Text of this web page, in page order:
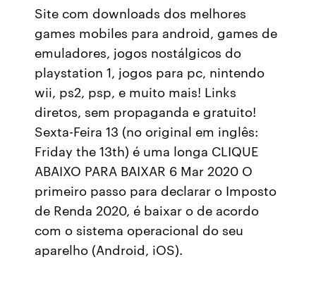
Site com downloads dos melhores
games mobiles para android, games de
emuladores, jogos nostálgicos do
playstation 1, jogos para pc, nintendo
wii, ps2, psp, e muito mais! Links
diretos, sem propaganda e gratuito!
Sexta-Feira 13 (no original em inglês:
Friday the 13th) é uma longa CLIQUE
ABAIXO PARA BAIXAR 6 Mar 2020 O
primeiro passo para declarar o Imposto
de Renda 2020, é baixar o de acordo
com o sistema operacional do seu
aparelho (Android, iOS).